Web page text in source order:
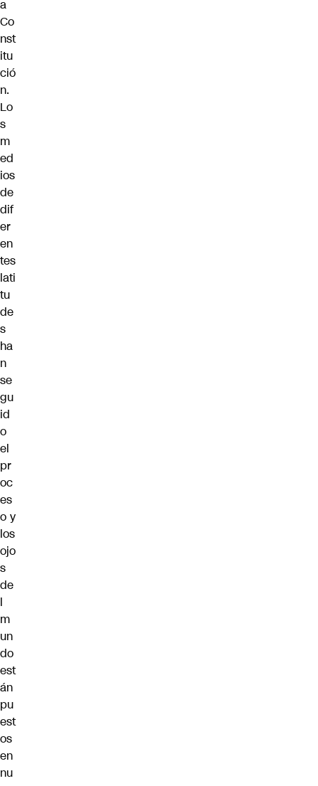
a
Co
nst
itu
ció
n.
Lo
s
m
ed
ios
de
dif
er
en
tes
lati
tu
de
s
ha
n
se
gu
id
o
el
pr
oc
es
o y
los
ojo
s
de
l
m
un
do
est
án
pu
est
os
en
nu